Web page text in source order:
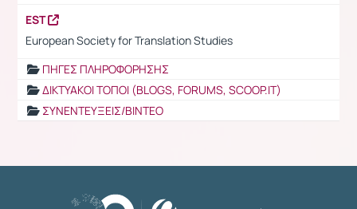
EST
European Society for Translation Studies
ΠΗΓΕΣ ΠΛΗΡΟΦΟΡΗΣΗΣ
ΔΙΚΤΥΑΚΟΙ ΤΟΠΟΙ (BLOGS, FORUMS, SCOOP.IT)
ΣΥΝΕΝΤΕΥΞΕΙΣ/ΒΙΝΤΕΟ